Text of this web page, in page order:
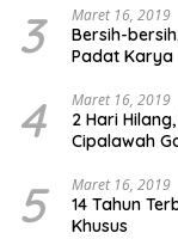
3 Maret 16, 2019
Bersih-
Padat Karya
4 Maret 16, 2019
2 Hari
Cipalawah
5 Maret 16, 2019
14 Tahun
Khusus